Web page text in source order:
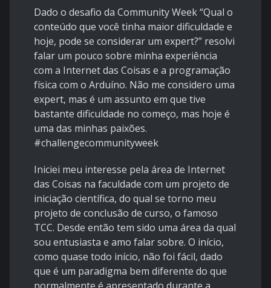
Dado o desafio da Community Week “Qual o
conteúdo que você tinha maior dificuldade e
hoje, pode se considerar um expert?” resolvi
falar um pouco sobre minha experiência
com a Internet das Coisas e a programação
física com o Arduíno. Não me considero uma
expert, mas é um assunto em que tive
bastante dificuldade no começo, mas hoje é
uma das minhas paixões.
#challengecommunityweek
Iniciei meu interesse pela área de Internet
das Coisas na faculdade com um projeto de
iniciação científica, do qual se torno meu
projeto de conclusão de curso, o famoso
TCC. Desde então tem sido uma área da qual
sou entusiasta e amo falar sobre. O início,
como quase todo início, não foi fácil, dado
que é um paradigma bem diferente do que